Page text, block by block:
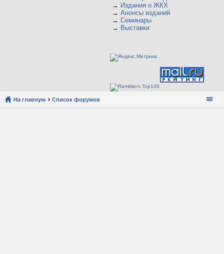
→ Издания о ЖКХ
→ Анонсы изданий
→ Семинары
→ Выставки
На главную Список форумов